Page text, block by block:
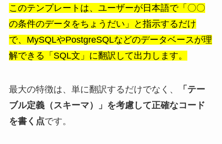
このテンプレートは、ユーザーが日本語で「〇〇
の条件のデータをちょうだい」と指示するだけ
で、MySQLやPostgreSQLなどのデータベースが理
解できる「SQL文」に翻訳して出力します。
最大の特徴は、単に翻訳するだけでなく、
「テー
ブル定義（スキーマ）」を考慮して正確なコード
を書く点です。